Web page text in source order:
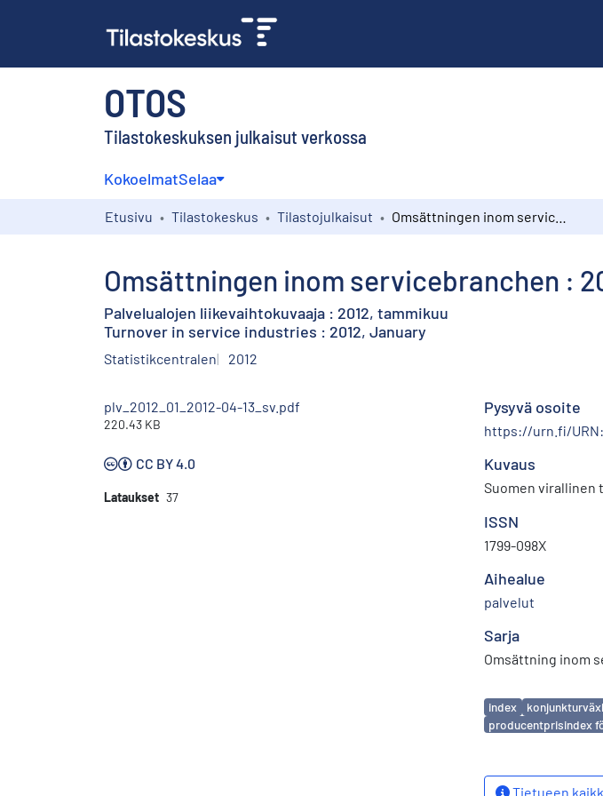
OTOS
Tilastokeskuksen julkaisut verkossa
KokoelmatSelaa
Etusivu Tilastokeskus Tilastojulkaisut
Omsättningen inom servicebranchen :
Palvelualojen liikevaihtokuvaaja : 2012, tammikuu
Turnover in service industries : 2012, January
Statistikcentralen 2012
plv_2012_01_2012-04-13_sv.pdf
220.43 KB
CC BY 4.0
Lataukset 37
Pysyvä osoite
https://urn.fi/
Kuvaus
Suomen virallinen
ISSN
1799-098X
Aihealue
palvelut
Sarja
Omsättning inom
Avainsanat
index
producentprisindex
Tietueen